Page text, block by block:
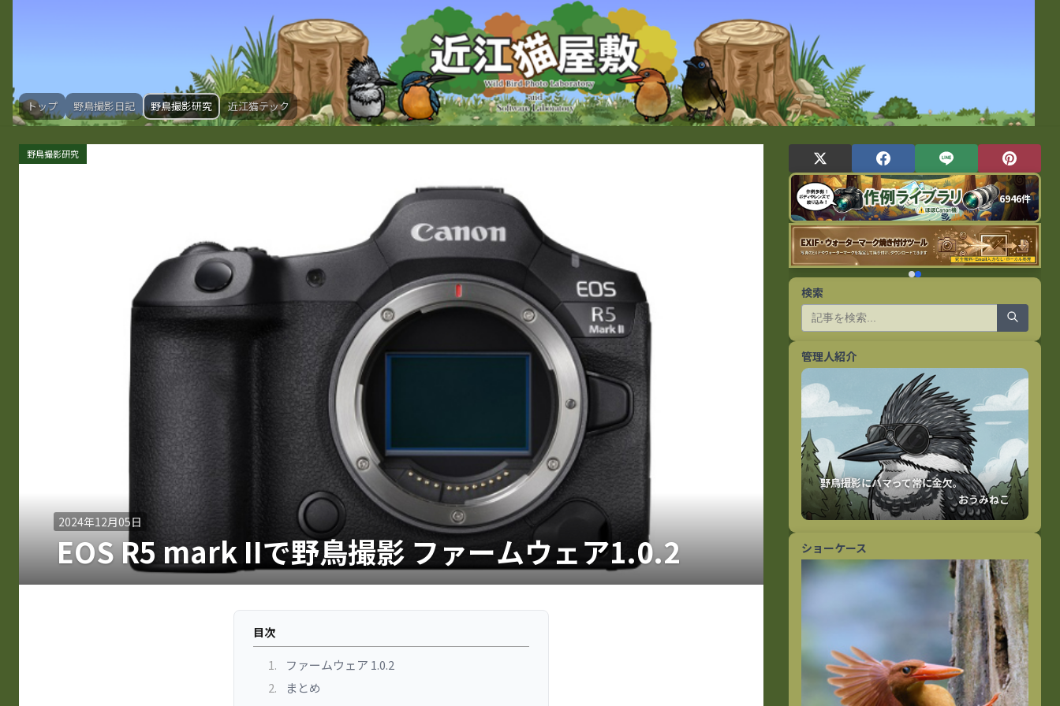
トップ 野鳥撮影日記 野鳥撮影研究 近江猫テック
野鳥撮影研究
2024年12月05日
EOS R5 mark IIで野鳥撮影 ファームウェア1.0.2
目次
1.
ファームウェア 1.0.2
2.
まとめ
6946件
検索
管理人紹介
おうみねこ
ショーケース